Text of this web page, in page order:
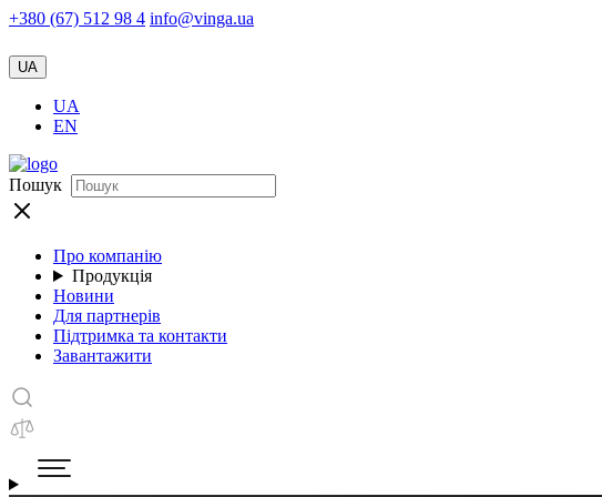
+380 (67) 512 98 4 info@vinga.ua
UA
UA
EN
Пошук
Про компанію
Продукція
Новини
Для партнерів
Підтримка та контакти
Завантажити